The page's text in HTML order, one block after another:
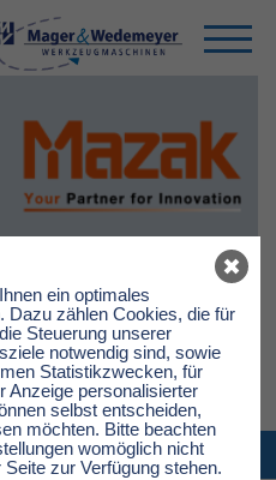
ein optimales
Dazu zählen Cookies, die für
Steuerung unserer
notwendig sind, sowie
Statistikzwecken, für
Anzeige personalisierter
selbst entscheiden,
möchten. Bitte beachten
womöglich nicht
zur Verfügung stehen.